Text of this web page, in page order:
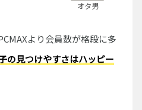
オタ男
より会員数が格段に多
の見つけやすさはハッピー